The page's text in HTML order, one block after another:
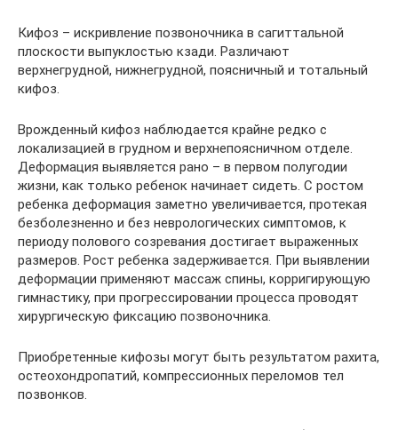
Кифоз – искривление позвоночника в сагиттальной
плоскости выпуклостью кзади. Различают
верхнегрудной, нижнегрудной, поясничный и тотальный
кифоз.
Врожденный кифоз наблюдается крайне редко с
локализацией в грудном и верхнепоясничном отделе.
Деформация выявляется рано – в первом полугодии
жизни, как только ребенок начинает сидеть. С ростом
ребенка деформация заметно увеличивается, протекая
безболезненно и без неврологических симптомов, к
периоду полового созревания достигает выраженных
размеров. Рост ребенка задерживается. При выявлении
деформации применяют массаж спины, корригирующую
гимнастику, при прогрессировании процесса проводят
хирургическую фиксацию позвоночника.
Приобретенные кифозы могут быть результатом рахита,
остеохондропатий, компрессионных переломов тел
позвонков.